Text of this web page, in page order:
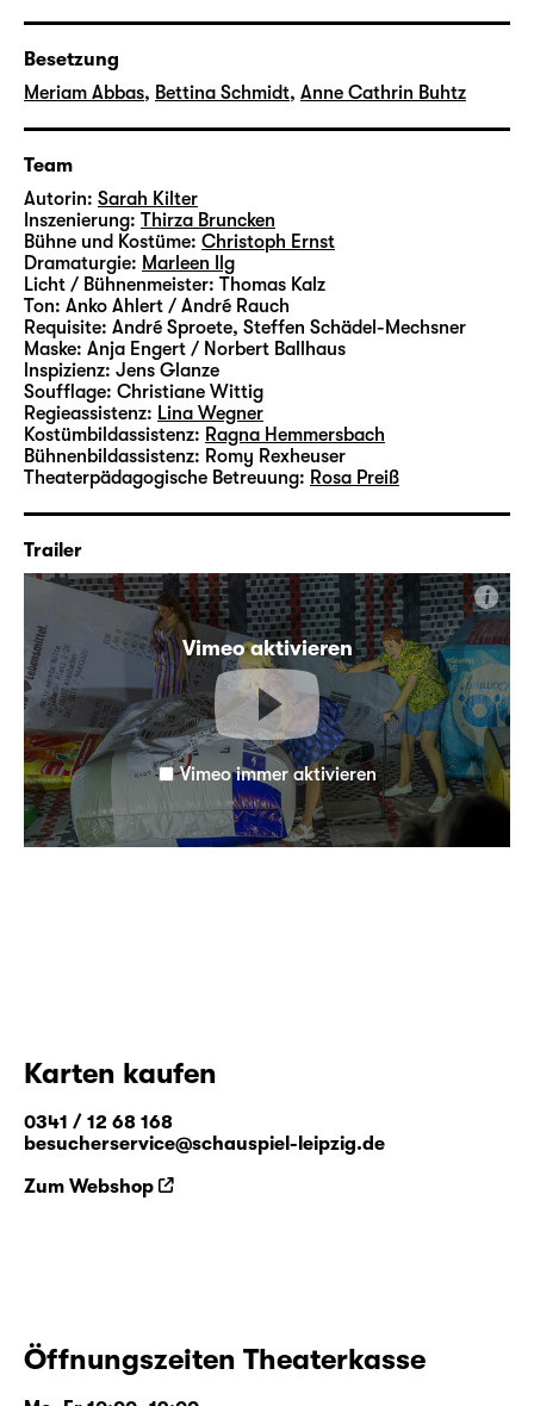
Berlin. Ihr erstes Hörspiel „Mädchen-
Liegestütze“ wurde 2019 im Deutschlandfunk
Kultur urgesendet.
Zusatzhinweise auf sensible Inhalte zu
„White Passing“ finden Sie
Besetzung
Meriam Abbas, Bettina Schmidt, Anne Cathrin Buhtz
Team
Autorin: Sarah Kilter
Inszenierung: Thirza Bruncken
Bühne und Kostüme: Christoph Ernst
Dramaturgie: Marleen Ilg
Licht / Bühnenmeister: Thomas Kalz
Ton: Anko Ahlert / André Rauch
Requisite: André Sproete, Steffen Schädel-Mechsner
Maske: Anja Engert / Norbert Ballhaus
lnspizienz: Jens Glanze
Soufflage: Christiane Wittig
Regieassistenz: Lina Wegner
Kostümbildassistenz: Ragna Hemmersbach
Bühnenbildassistenz: Romy Rexheuser
Theaterpädagogische Betreuung: Rosa Preiß
Trailer
Vimeo aktivieren
i
Vimeo immer aktivieren
Karten kaufen
0341 / 12 68 168
besucherservice@schauspiel-leipzig.de
Zum Webshop
Öffnungszeiten Theaterkasse